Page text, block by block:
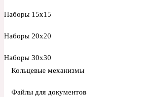
Наборы 15х15
Наборы 20х20
Наборы 30х30
Кольцевые механизмы
Файлы для документов